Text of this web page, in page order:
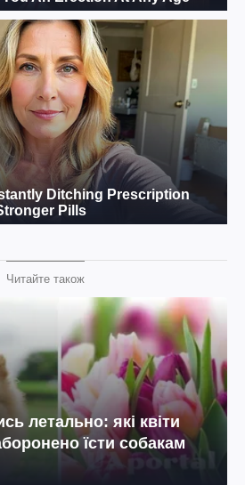
Читайте також
летально: які квіти
їсти собакам